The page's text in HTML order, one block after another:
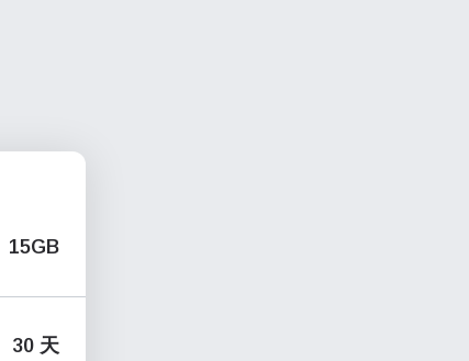
15GB
30 天